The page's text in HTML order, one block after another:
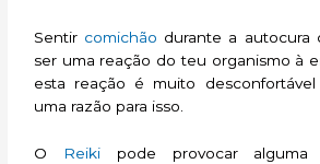
Sentir comichão durante a autocura
ser uma reação do teu organismo à
esta reação é muito
uma razão para isso.
O Reikipode provocar alguma